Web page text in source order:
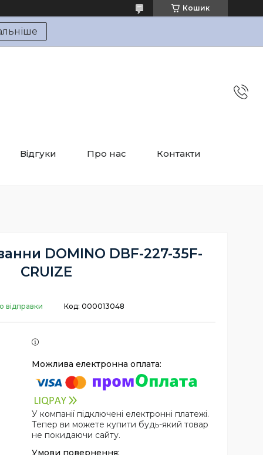
Кошик
Відгуки Про нас Контакти
DOMINO DBF-227-35F-
CRUIZE
відправки Код: 000013048
У компанії підключені електронні платежі.
Тепер ви можете купити будь-який товар
не покидаючи сайту.